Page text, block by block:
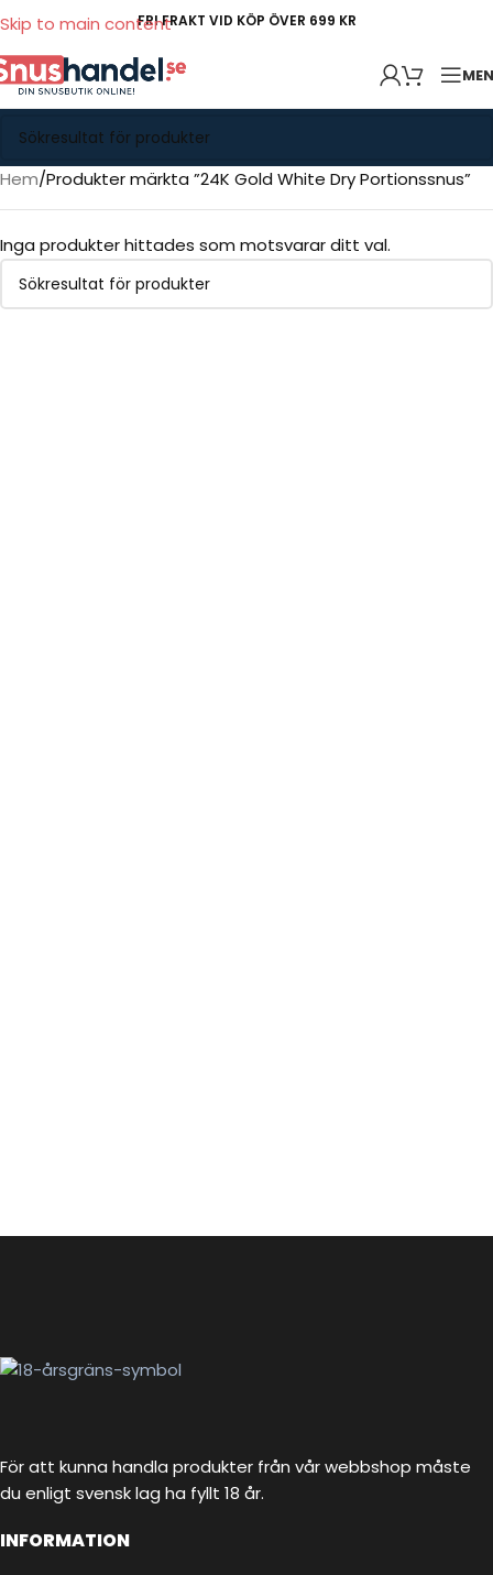
Skip to main contentFRI FRAKT VID KÖP ÖVER 699 KR
Hem Produkter märkta ”24K Gold White Dry Portionssnus”
Inga produkter hittades som motsvarar ditt val.
För att kunna handla produkter från vår webbshop måste
du enligt svensk lag ha fyllt 18 år.
INFORMATION